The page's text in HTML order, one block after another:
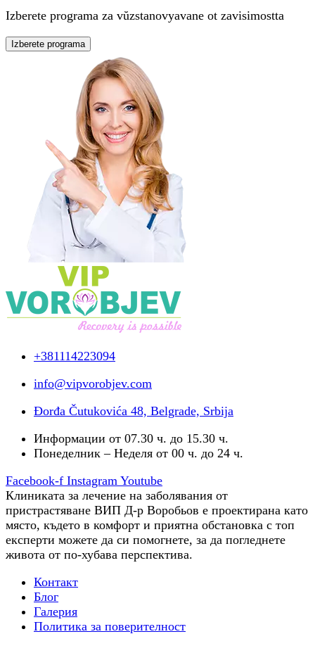
Izberete programa za vŭzstanovyavane ot zavisimostta
Izberete programa
+381114223094
info@vipvorobjev.com
Đorđa Čutukovića 48, Belgrade, Srbija
Информации от 07.30 ч. до 15.30 ч.
Понеделник – Неделя от 00 ч. до 24 ч.
Facebook-f Instagram Youtube
Клиниката за лечение на заболявания от
пристрастяване ВИП Д-р Воробьов е проектирана като
място, където в комфорт и приятна обстановка с топ
експерти можете да си помогнете, за да погледнете
живота от по-хубава перспектива.
Контакт
Блог
Галерия
Политика за поверителност